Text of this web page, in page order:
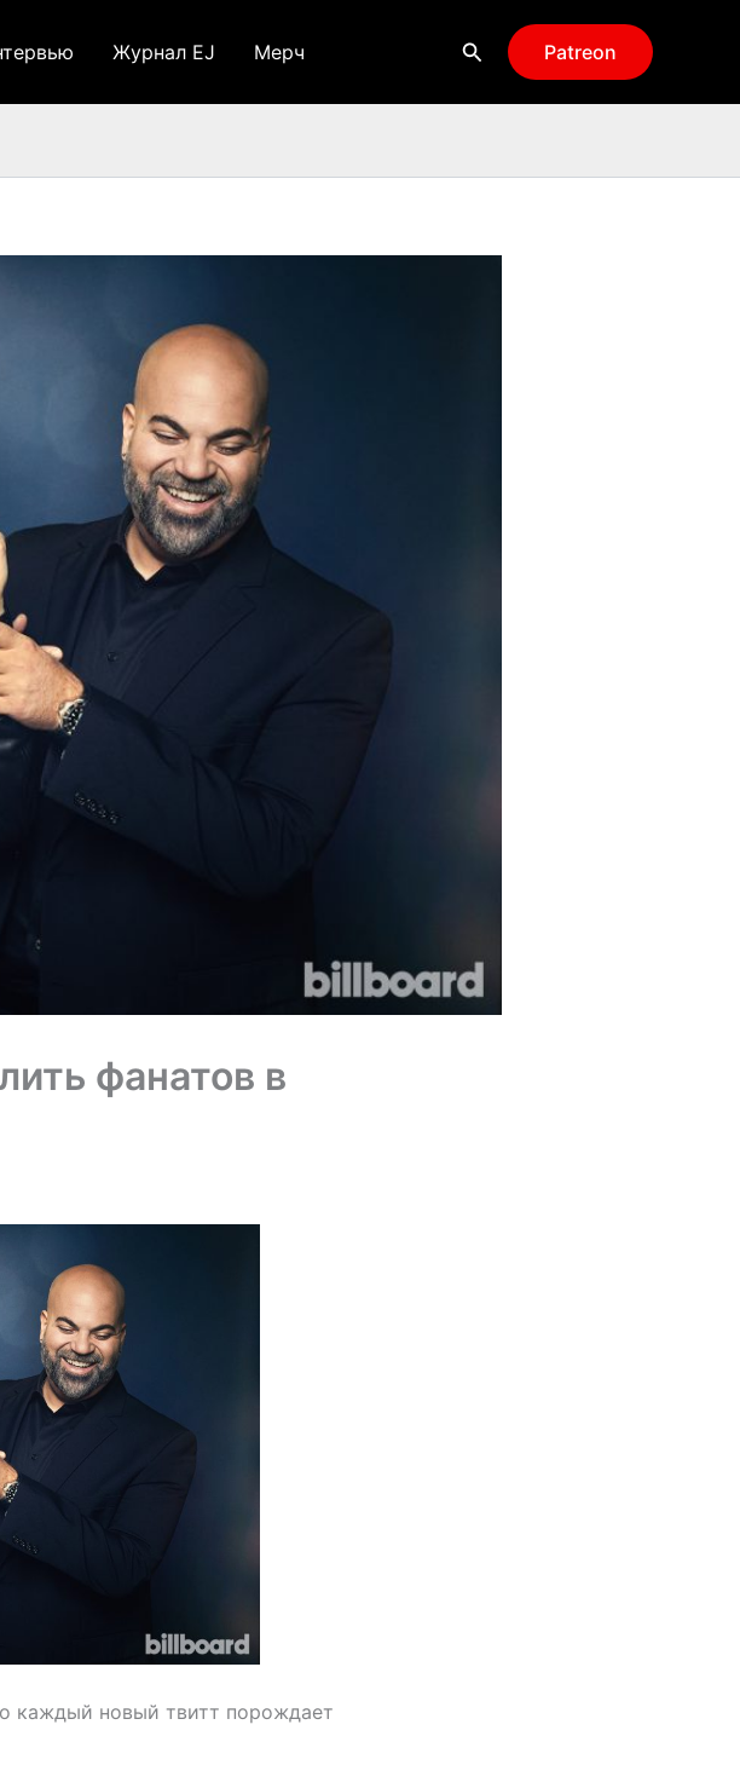
Журнал EJ Мерч Поиск Patreon
фанатов в
каждый новый твитт порождает